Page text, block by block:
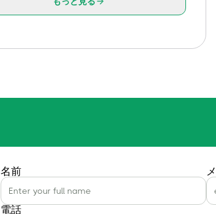
名前
電話